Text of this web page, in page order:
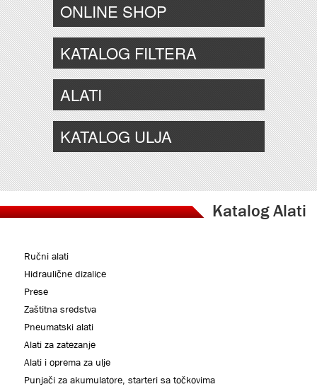
ONLINE SHOP
KATALOG FILTERA
ALATI
KATALOG ULJA
Katalog Alati
Ručni alati
Hidraulične dizalice
Prese
Zaštitna sredstva
Pneumatski alati
Alati za zatezanje
Alati i oprema za ulje
Punjači za akumulatore, starteri sa točkovima